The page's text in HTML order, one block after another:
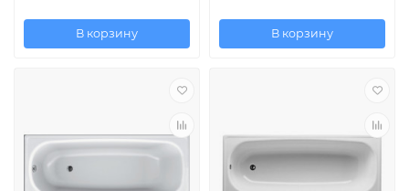
В корзину В корзину